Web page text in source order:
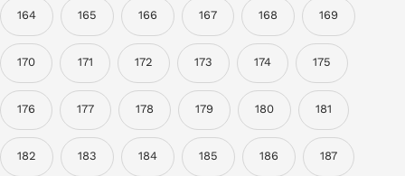
164 165 166 167 168 169
170 171 172 173 174 175
176 177 178 179 180 181
182 183 184 185 186 187